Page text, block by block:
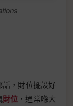
話，財位擺設好
財位 ，通常喺大